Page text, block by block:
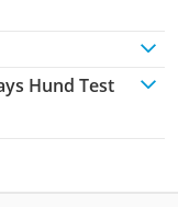
Hund Test